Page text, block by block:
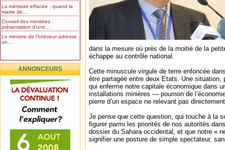
La mémoire effacée : quand la
mairie de...
Conseil des ministres :
présentation d’une...
Le ministre de l’Intérieur adresse
un...
ANNONCEURS
dans la mesure où près de la moitié de la
échappe au contrôle national.
Cette minuscule virgule de terre enfoncée
être partagée entre deux Etats. Une situation,
qui enferme notre capitale économique dans
installations minières — poumon de
pierre d’un espace ne relevant pas
Je pense que cette question, qui touche à la
figurer parmi les priorités de nos autorités
dossier du Sahara occidental, et que notre «
signifier une posture de simple spectateur,